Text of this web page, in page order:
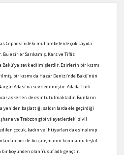
Cephesi’ndeki muharebelerde çok sayıda
esirler Sarıkamış, Kars ve Tiflis
sevk edilmişlerdir. Esirlerin bir kısmı
bir kısmı da Hazar Denizi’nde Bakü’nün
Adası’na sevk edilmiştir. Adada Türk
askerleri de esir tutulmaktadır. Bunların
yeniden başlattığı saldırılarda ele geçirdiği
ve Trabzon gibi vilayetlerdeki sivil
çocuk, kadın ve ihtiyarları da esir alınıp
biri de bu çalışmanın konusunu teşkil
köyünden olan Yusuf adlı gençtir.